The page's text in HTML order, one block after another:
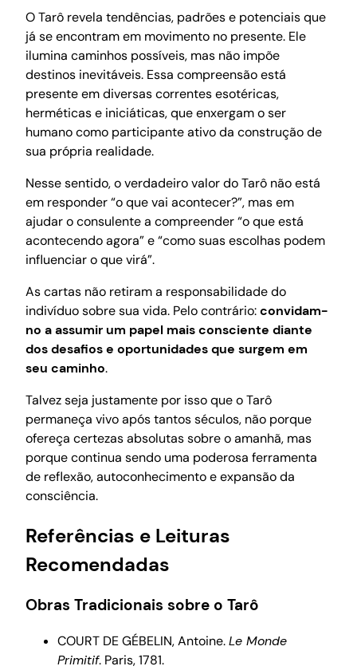
O Tarô revela tendências, padrões e potenciais que
já se encontram em movimento no presente. Ele
ilumina caminhos possíveis, mas não impõe
destinos inevitáveis. Essa compreensão está
presente em diversas correntes esotéricas,
herméticas e iniciáticas, que enxergam o ser
humano como participante ativo da construção de
sua própria realidade.
Nesse sentido, o verdadeiro valor do Tarô não está
em responder “o que vai acontecer?”, mas em
ajudar o consulente a compreender “o que está
acontecendo agora” e “como suas escolhas podem
influenciar o que virá”.
As cartas não retiram a responsabilidade do
indivíduo sobre sua vida. Pelo contrário:convidam-
no a assumir um papel mais consciente diante
dos desafios e oportunidades que surgem em
seu caminho.
Talvez seja justamente por isso que o Tarô
permaneça vivo após tantos séculos, não porque
ofereça certezas absolutas sobre o amanhã, mas
porque continua sendo uma poderosa ferramenta
de reflexão, autoconhecimento e expansão da
consciência.
Referências e Leituras
Recomendadas
Obras Tradicionais sobre o Tarô
COURT DE GÉBELIN, Antoine.Le Monde
Primitif. Paris, 1781.